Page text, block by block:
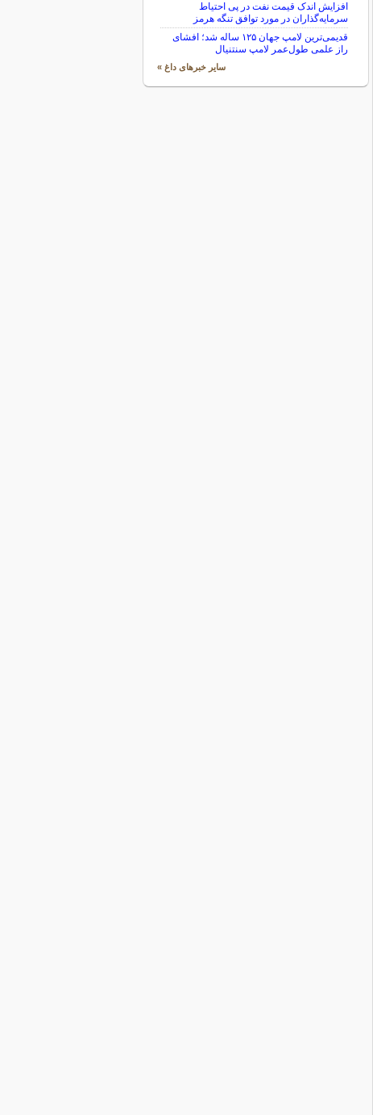
افزایش اندک قیمت نفت در پی احتیاط
سرمایه‌گذاران در مورد توافق تنگه هرمز
قدیمی‌ترین لامپ جهان ۱۲۵ ساله شد؛ افشای
راز علمی طول‌عمر لامپ سنتنیال
سایر خبرهای داغ »